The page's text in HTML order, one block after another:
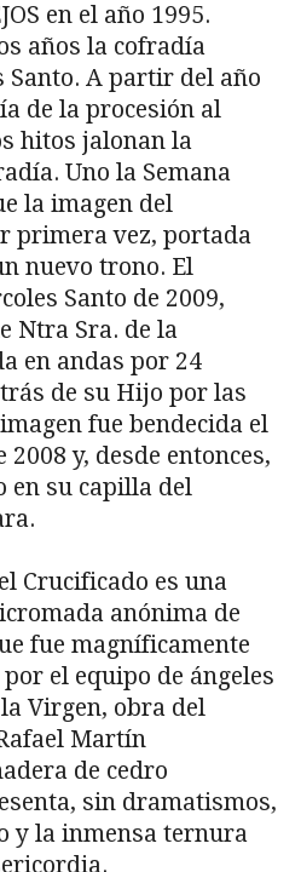
en el año 1995.
años la cofradía
Santo. A partir del año
de la procesión al
hitos jalonan la
Uno la Semana
la imagen del
primera vez, portada
nuevo trono. El
Santo de 2009,
Ntra Sra. de la
en andas por 24
de su Hijo por las
fue bendecida el
y, desde entonces,
en su capilla del
Crucificado es una
anónima de
fue magníficamente
el equipo de ángeles
Virgen, obra del
Martín
de cedro
sin dramatismos,
y la inmensa ternura